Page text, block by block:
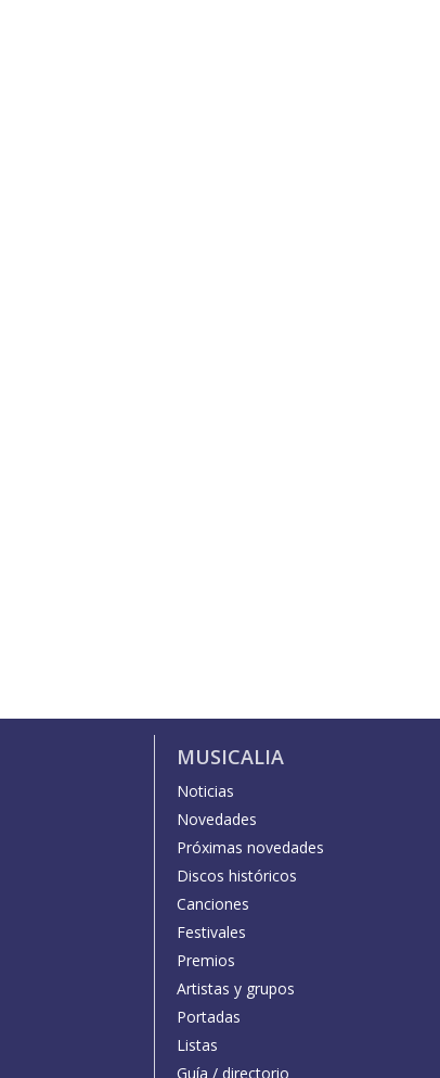
MUSICALIA
Noticias
Novedades
Próximas novedades
Discos históricos
Canciones
Festivales
Premios
Artistas y grupos
Portadas
Listas
Guía / directorio